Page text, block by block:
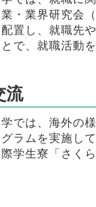
・業界研究会
置し、就職先
で、就職活動
流
では、海外の
ラムを実施し
学生寮「さく